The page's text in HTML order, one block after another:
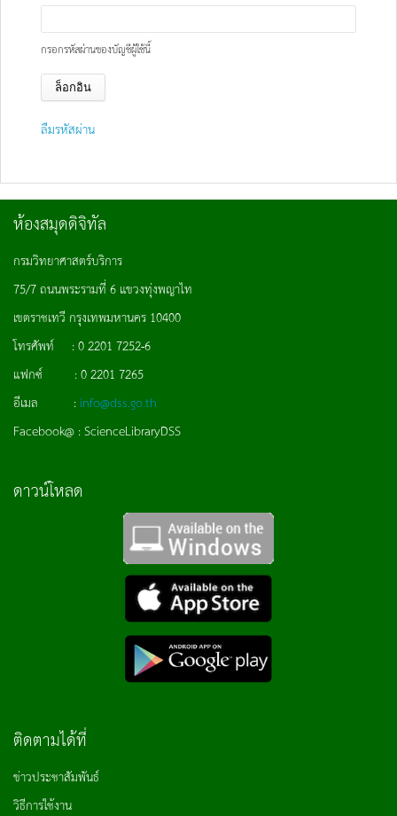
กรอกรหัสผ่านของบัญชีผู้ใช้นี้
ลืมรหัสผ่าน
ห้องสมุดดิจิทัล
กรมวิทยาศาสตร์บริการ
75/7 ถนนพระรามที่ 6 แขวงทุ่งพญาไท
เขตราชเทวี กรุงเทพมหานคร 10400
โทรศัพท์ : 0 2201 7252-6
แฟกซ์ : 0 2201 7265
อีเมล : info@dss.go.th
Facebook@ : ScienceLibraryDSS
ดาวน์โหลด
ติดตามได้ที่
ข่าวประชาสัมพันธ์
วิธีการใช้งาน